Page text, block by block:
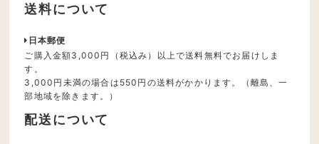
送料について
日本郵便
ご購入金額3,000円（税込み）以上で送料無料でお届けしま
す。
3,000円未満の場合は550円の送料がかかります。（離島、一
部地域を除きます。）
配送について